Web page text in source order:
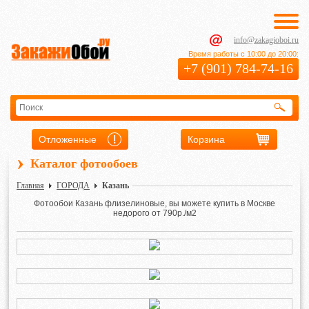
info@zakagioboi.ru
Время работы с 10:00 до 20:00:
+7 (901) 784-74-16
Отложенные Корзина
› Каталог фотообоев
Главная ГОРОДА
Казань
Фотообои Казань флизелиновые, вы можете купить в Москве
недорого от 790р./м2